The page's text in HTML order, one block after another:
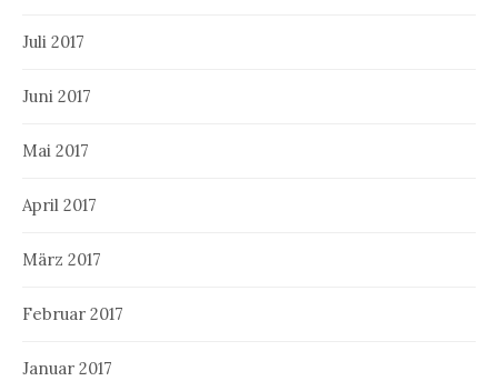
Juli 2017
Juni 2017
Mai 2017
April 2017
März 2017
Februar 2017
Januar 2017